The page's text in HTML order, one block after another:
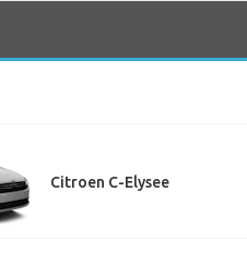
Citroen C-Elysee